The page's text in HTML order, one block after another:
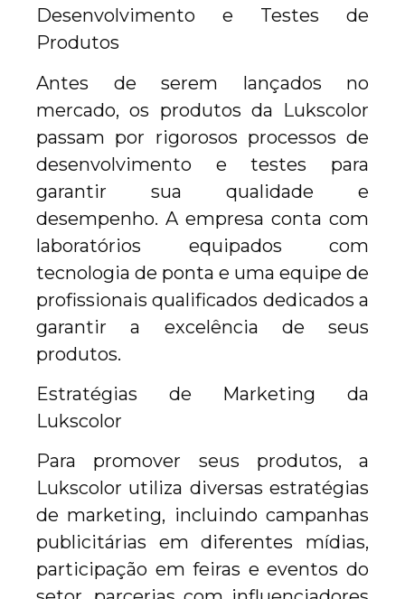
Desenvolvimento e Testes de
Produtos
Antes de serem lançados no
mercado, os produtos da Lukscolor
passam por rigorosos processos de
desenvolvimento e testes para
garantir sua qualidade e
desempenho. A empresa conta com
laboratórios equipados com
tecnologia de ponta e uma equipe de
profissionais qualificados dedicados a
garantir a excelência de seus
produtos.
Estratégias de Marketing da
Lukscolor
Para promover seus produtos, a
Lukscolor utiliza diversas estratégias
de marketing, incluindo campanhas
publicitárias em diferentes mídias,
participação em feiras e eventos do